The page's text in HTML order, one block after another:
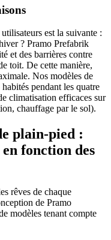
est la suivante :
? Pramo Prefabrik
et des barrières contre
toit. De cette manière,
Nos modèles de
pendant les quatre
climatisation efficaces sur
chauffage par le sol).
plain-pied :
fonction des
rêves de chaque
de Pramo
modèles tenant compte